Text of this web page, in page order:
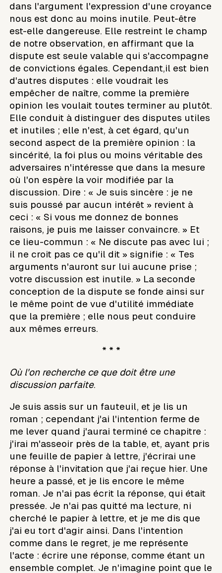
dans l'argument l'expression d'une croyance
nous est donc au moins inutile. Peut-être
est-elle dangereuse. Elle restreint le champ
de notre observation, en affirmant que la
dispute est seule valable qui s'accompagne
de convictions égales. Cependant,il est bien
d'autres disputes : elle voudrait les
empêcher de naître, comme la première
opinion les voulait toutes terminer au plutôt.
Elle conduit à distinguer des disputes utiles
et inutiles ; elle n'est, à cet égard, qu'un
second aspect de la première opinion : la
sincérité, la foi plus ou moins véritable des
adversaires n'intéresse que dans la mesure
où l'on espère la voir modifiée par la
discussion. Dire : « Je suis sincère : je ne
suis poussé par aucun intérêt » revient à
ceci : « Si vous me donnez de bonnes
raisons, je puis me laisser convaincre. » Et
ce lieu-commun : « Ne discute pas avec lui ;
il ne croit pas ce qu'il dit » signifie : « Tes
arguments n'auront sur lui aucune prise ;
votre discussion est inutile. » La seconde
conception de la dispute se fonde ainsi sur
le même point de vue d'utilité immédiate
que la première ; elle nous peut conduire
aux mêmes erreurs.
* * *
Où l'on recherche ce que doit être une
discussion parfaite.
Je suis assis sur un fauteuil, et je lis un
roman ; cependant j'ai l'intention ferme de
me lever quand j'aurai terminé ce chapitre :
j'irai m'asseoir près de la table, et, ayant pris
une feuille de papier à lettre, j'écrirai une
réponse à l'invitation que j'ai reçue hier. Une
heure a passé, et je lis encore le même
roman. Je n'ai pas écrit la réponse, qui était
pressée. Je n'ai pas quitté ma lecture, ni
cherché le papier à lettre, et je me dis que
j'ai eu tort d'agir ainsi. Dans l'intention
comme dans le regret, je me représente
l'acte : écrire une réponse, comme étant un
ensemble complet. Je n'imagine point que le